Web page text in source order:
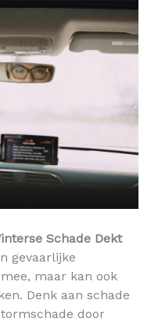
Schade Dekt
gevaarlijke
maar kan ook
Denk aan schade
door